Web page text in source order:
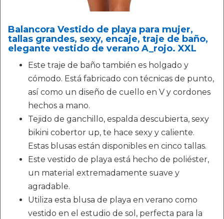
Balancora Vestido de playa para mujer,
tallas grandes, sexy, encaje, traje de baño,
elegante vestido de verano A_rojo. XXL
Este traje de baño también es holgado y
cómodo. Está fabricado con técnicas de punto,
así como un diseño de cuello en V y cordones
hechos a mano.
Tejido de ganchillo, espalda descubierta, sexy
bikini cobertor up, te hace sexy y caliente.
Estas blusas están disponibles en cinco tallas.
Este vestido de playa está hecho de poliéster,
un material extremadamente suave y
agradable.
Utiliza esta blusa de playa en verano como
vestido en el estudio de sol, perfecta para la